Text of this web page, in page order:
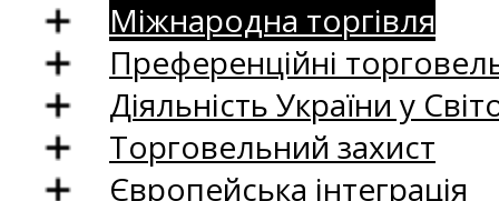
Міжнародна торгівля
Преференційні
Діяльність України у
Торговельний захист
Європейська інтеграція